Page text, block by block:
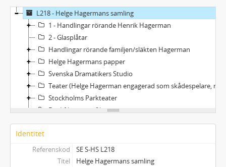
L218 - Helge Hagermans samling
1 - Handlingar rörande Henrik Hagerman
2 - Glasplåtar
Handlingar rörande familjen/släkten Hagerman
Helge Hagermans papper
Svenska Dramatikers Studio
Teater (Helge Hagerman engagerad som skådespelare, regissör m.m.)
Stockholms Parkteater
Dockfilmer och filmer
Övriga ämnesordnade handlingar
Identitet
Referenskod
SE S-HS L218
Titel
Helge Hagermans samling